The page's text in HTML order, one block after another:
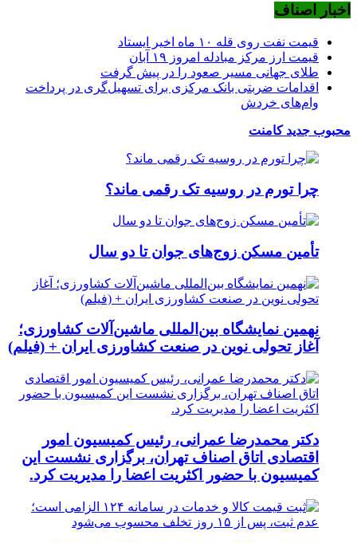
اخبار اصناف
قیمت نفت روی قله ۱۰ ماه اخیر ایستاد
قیمت ارز مرکز مبادله‌ امروز ۱۹ آبان
طلای جهانی مسیر صعود را در پیش گرفت
اقدامات ضربتی بانک مرکزی برای تسهیل‌گری در پرداخت
وام‌های خردش
محبوب جدیدکامنت
چرا تورم در روسیه تک رقمی ماند؟
تأمین مسکن زوج‌های جوان تا دو سال
نهمین نمایشگاه بین‌المللی ماشین‌آلات کشاورزی؛
آغاز تحولی نوین در صنعت کشاورزی ایران + (فیلم)
دکتر محمدرضا عمرانی، رئیس کمیسیون امور
اقتصادی اتاق اصناف تهران، برگزاری نشست این
کمیسیون با حضور اکثریت اعضا را مدیریت کرد.